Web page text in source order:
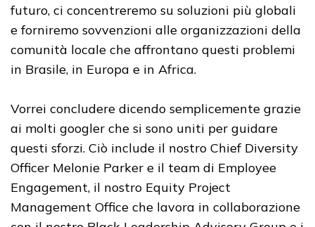
futuro, ci concentreremo su soluzioni più globali
e forniremo sovvenzioni alle organizzazioni della
comunità locale che affrontano questi problemi
in Brasile, in Europa e in Africa.
Vorrei concludere dicendo semplicemente grazie
ai molti googler che si sono uniti per guidare
questi sforzi. Ciò include il nostro Chief Diversity
Officer Melonie Parker e il team di Employee
Engagement, il nostro Equity Project
Management Office che lavora in collaborazione